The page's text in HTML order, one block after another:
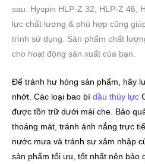
sau. Hyspin HLP-Z 32, HLP-Z 46,
lực chất lượng & phù hợp cũng
trình sử dụng. Sản phẩm chất
cho hoạt động sản xuất của bạn.
Để tránh hư hỏng sản phẩm, hãy
nhớt. Các loại bao bì dầu thủy lực
được tồn trữ dưới mái che. Bảo
thoáng mát, tránh ánh nắng trực
nước mưa và tránh sự xâm nhập
sản phẩm tối ưu, tốt nhất nên bảo